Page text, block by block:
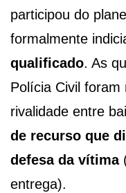
participou do
formalmente
qualificado. As
Polícia Civil foram
rivalidade entre
de recurso que
defesa da vítima
entrega).